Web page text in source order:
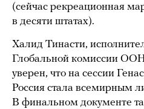
(сейчас рекреационная
в десяти штатах).
Халид Тинасти,
Глобальной комиссии
уверен, что на сессии
Россия стала всемирным
В финальном документе